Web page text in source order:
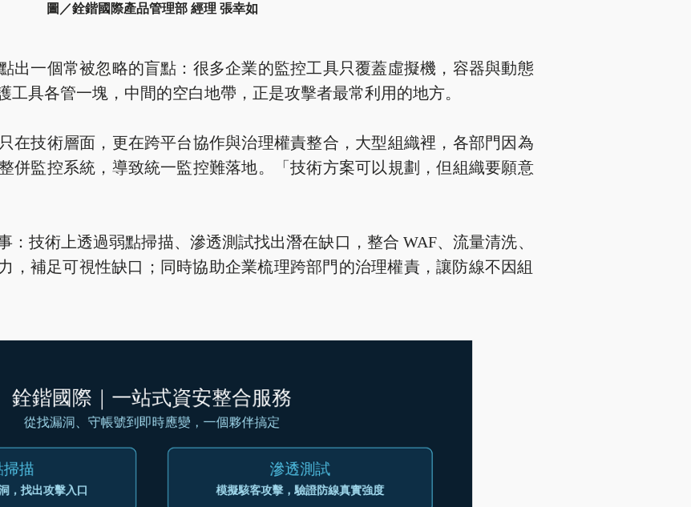
圖／銓鍇國際產品管理部 經理 張幸如
出一個常被忽略的盲點：很多企業的監控工具只覆蓋虛擬機，容器與動態
工具各管一塊，中間的空白地帶，正是攻擊者最常利用的地方。
在技術層面，更在跨平台協作與治理權責整合，大型組織裡，各部門因為
併監控系統，導致統一監控難落地。「技術方案可以規劃，但組織要願意
：技術上透過弱點掃描、滲透測試找出潛在缺口，整合 WAF、流量清洗、
，補足可視性缺口；同時協助企業梳理跨部門的治理權責，讓防線不因組